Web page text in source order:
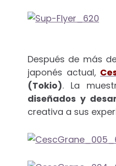
Después de más
japonés actual,
(Tokio). La
diseñados y
creativa a sus